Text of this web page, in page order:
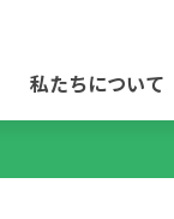
私たちについて